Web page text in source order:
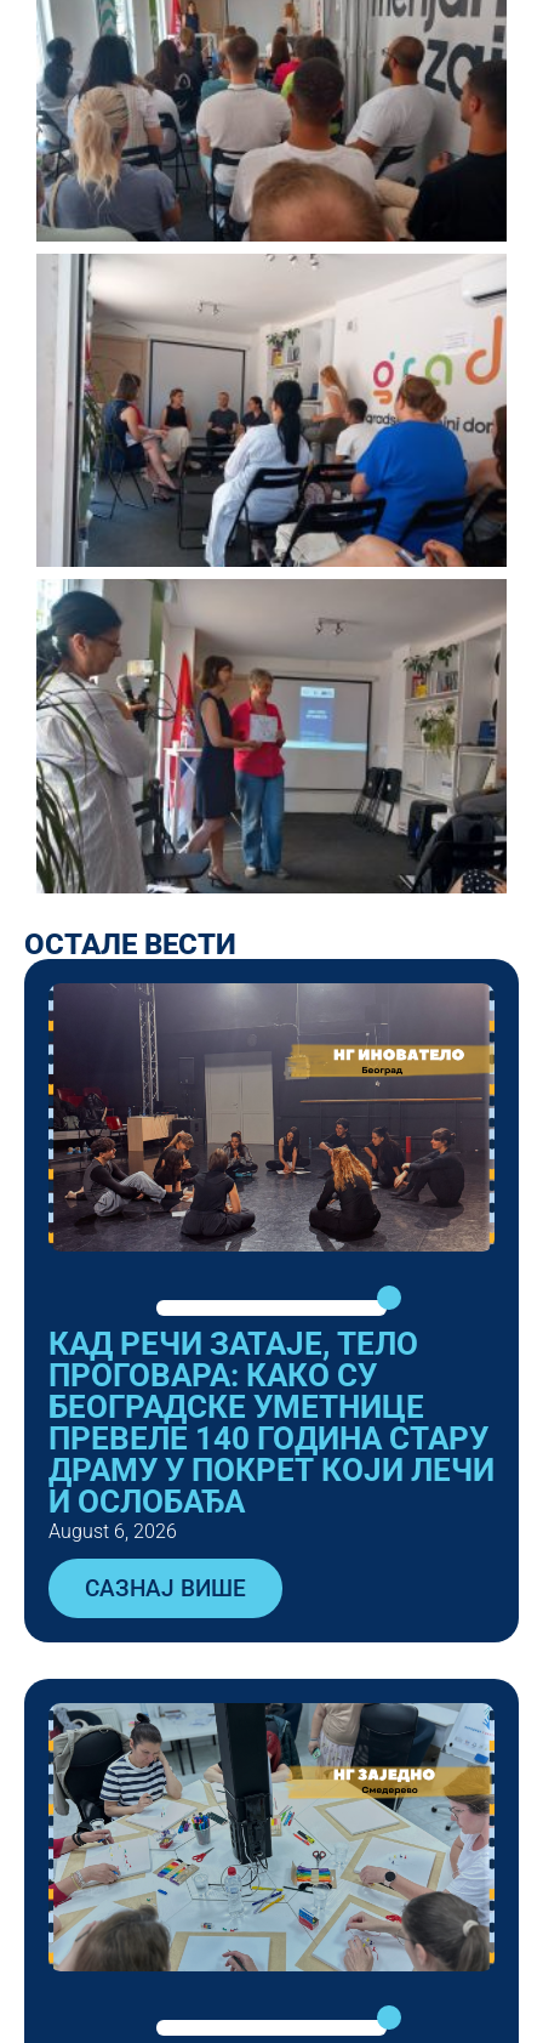
ОСТАЛЕ ВЕСТИ
КАД РЕЧИ ЗАТАЈЕ, ТЕЛО
ПРОГОВАРА: КАКО СУ
БЕОГРАДСКЕ УМЕТНИЦЕ
ПРЕВЕЛЕ 140 ГОДИНА СТАРУ
ДРАМУ У ПОКРЕТ КОЈИ ЛЕЧИ
И ОСЛОБАЂА
August 6, 2026
САЗНАЈ ВИШЕ